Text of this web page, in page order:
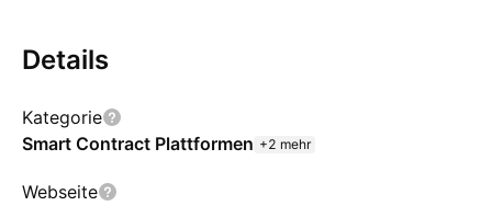
Details
Kategorie
Smart Contract Plattformen +2 mehr
Webseite